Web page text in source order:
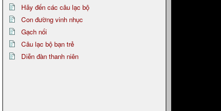
Hãy đến các câu lạc bộ
Con đường vinh nhục
Gạch nối
Câu lạc bộ bạn trẻ
Diễn đàn thanh niên